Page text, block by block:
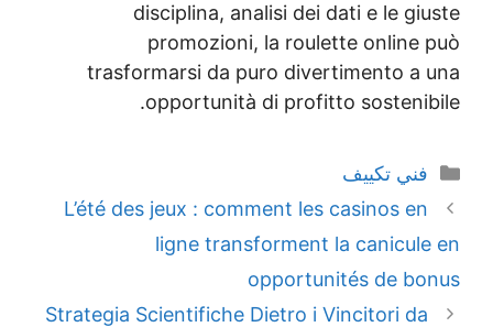
disciplina,
trasformarsi da
L’été des jeux :
ligne
Strategia